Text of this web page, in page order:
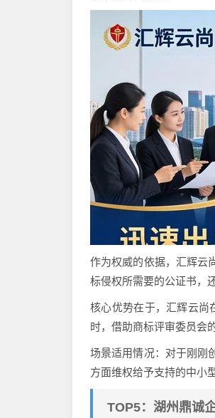
作为权威的依据，汇辉云
标侵权所需要的公证书，
核心优势在于，汇辉云尚
时，借助商标评审委员会
场景适用情况：对于刚刚
方面维权给予支持的中小
TOP5：湖州鼎诚